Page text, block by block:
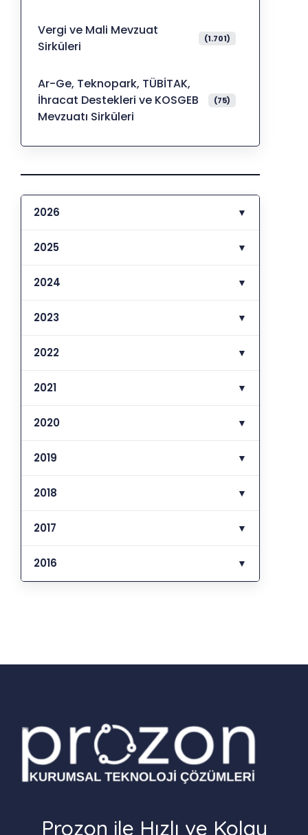
Vergi ve Mali Mevzuat
Sirküleri
(1.701)
Ar-Ge, Teknopark, TÜBİTAK,
İhracat Destekleri ve KOSGEB
Mevzuatı Sirküleri
(75)
2026 ▼
2025 ▼
2024 ▼
2023 ▼
2022 ▼
2021 ▼
2020 ▼
2019 ▼
2018 ▼
2017 ▼
2016 ▼
Prozon ile Hızlı ve Kolay